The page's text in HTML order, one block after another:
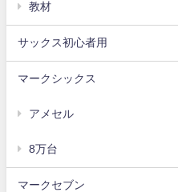
教材
サックス初心者用
マークシックス
アメセル
8万台
マークセブン